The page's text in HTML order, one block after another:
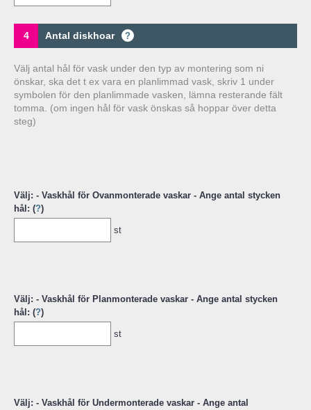
4 Antal diskhoar ?
Välj antal hål för vask under den typ av montering som ni
önskar, ska det t ex vara en planlimmad vask, skriv 1 under
symbolen för den planlimmade vasken, lämna resterande fält
tomma. (om ingen hål för vask önskas så hoppar över detta
steg)
Välj: - Vaskhål för Ovanmonterade vaskar - Ange antal stycken
hål: (?)
st
Välj: - Vaskhål för Planmonterade vaskar - Ange antal stycken
hål: (?)
st
Välj: - Vaskhål för Undermonterade vaskar - Ange antal